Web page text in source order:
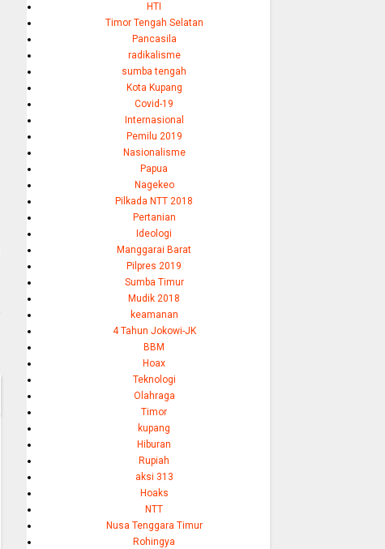
HTI
Timor Tengah Selatan
Pancasila
radikalisme
sumba tengah
Kota Kupang
Covid-19
Internasional
Pemilu 2019
Nasionalisme
Papua
Nagekeo
Pilkada NTT 2018
Pertanian
Ideologi
Manggarai Barat
Pilpres 2019
Sumba Timur
Mudik 2018
keamanan
4 Tahun Jokowi-JK
BBM
Hoax
Teknologi
Olahraga
Timor
kupang
Hiburan
Rupiah
aksi 313
Hoaks
NTT
Nusa Tenggara Timur
Rohingya